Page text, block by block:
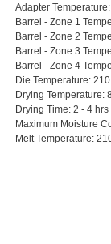
Adapter
Barrel - Zone 1
Barrel - Zone 2
Barrel - Zone 3
Barrel - Zone 4
Die Temperature:
Drying Temperature:
Drying Time: 2 - 4 hrs
Maximum Moisture
Melt Temperature: